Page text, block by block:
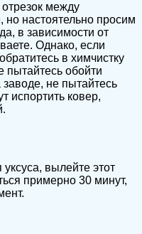
между
но настоятельно просим
в зависимости от
Однако, если
в химчистку
пытайтесь обойти
не пытайтесь
испортить ковер,
вылейте этот
примерно 30 минут,